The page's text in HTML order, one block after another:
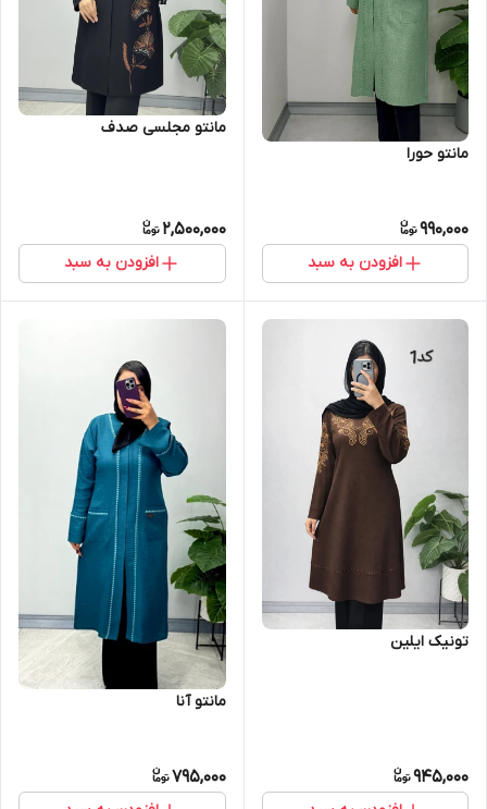
مانتو حورا
990,000
افزودن به سبد
مانتو مجلسی صدف
2,500,000
افزودن به سبد
تونیک ایلین
945,000
مانتو آنا
795,000